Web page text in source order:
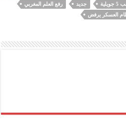
جديد
رفع العلم المغربي
العسكر يرفض